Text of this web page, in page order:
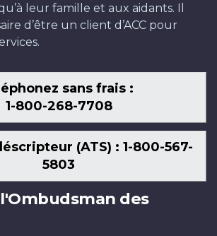
leur famille et aux aidants. Il
d’être un client d’ACC pour
sans frais :
1-800-268-7708
(ATS) : 1-800-567-
5803
des